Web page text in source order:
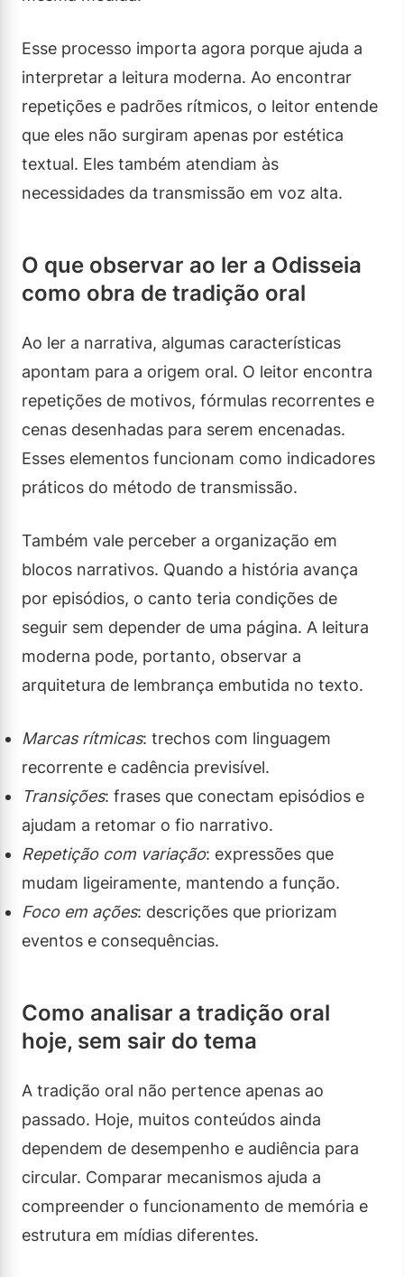
Esse processo importa agora porque ajuda a
interpretar a leitura moderna. Ao encontrar
repetições e padrões rítmicos, o leitor entende
que eles não surgiram apenas por estética
textual. Eles também atendiam às
necessidades da transmissão em voz alta.
O que observar ao ler a Odisseia
como obra de tradição oral
Ao ler a narrativa, algumas características
apontam para a origem oral. O leitor encontra
repetições de motivos, fórmulas recorrentes e
cenas desenhadas para serem encenadas.
Esses elementos funcionam como indicadores
práticos do método de transmissão.
Também vale perceber a organização em
blocos narrativos. Quando a história avança
por episódios, o canto teria condições de
seguir sem depender de uma página. A leitura
moderna pode, portanto, observar a
arquitetura de lembrança embutida no texto.
Marcas rítmicas: trechos com linguagem
recorrente e cadência previsível.
Transições: frases que conectam episódios e
ajudam a retomar o fio narrativo.
Repetição com variação: expressões que
mudam ligeiramente, mantendo a função.
Foco em ações: descrições que priorizam
eventos e consequências.
Como analisar a tradição oral
hoje, sem sair do tema
A tradição oral não pertence apenas ao
passado. Hoje, muitos conteúdos ainda
dependem de desempenho e audiência para
circular. Comparar mecanismos ajuda a
compreender o funcionamento de memória e
estrutura em mídias diferentes.